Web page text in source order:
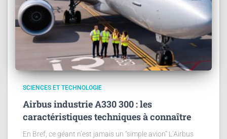
SCIENCES ET TECHNOLOGIE
Airbus industrie A330 300 : les
caractéristiques techniques à connaître
En Bref, ce géant n’est jamais un “simple avion” L’Airbus